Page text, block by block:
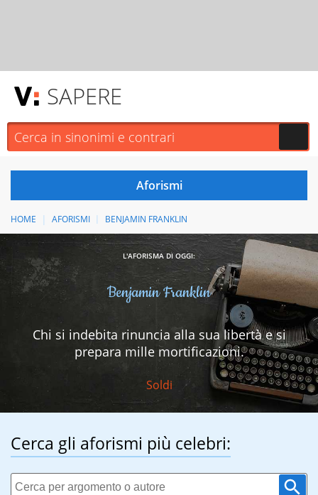
SAPERE
HOME AFORISMI BENJAMIN FRANKLIN
L'AFORISMA DI OGGI:
Benjamin Franklin
Chi si indebita rinuncia alla sua libertà e si
prepara mille mortificazioni.
Soldi
Cerca gli aforismi più celebri: